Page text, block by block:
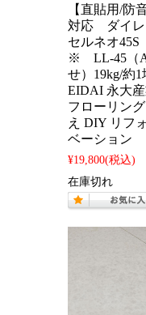
【直貼用/防
対応 ダイレ
セルネオ
※ LL-45（
せ）19kg/約1
EIDAI 永大産
フローリン
え DIY リフ
ベーション
¥19,800(税込)
在庫切れ